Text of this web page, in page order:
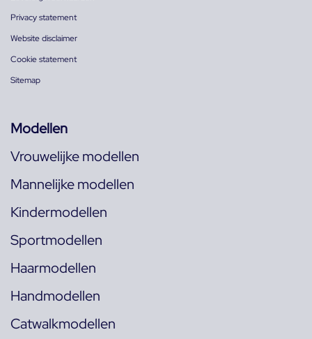
Privacy statement
Website disclaimer
Cookie statement
Sitemap
Modellen
Vrouwelijke modellen
Mannelijke modellen
Kindermodellen
Sportmodellen
Haarmodellen
Handmodellen
Catwalkmodellen